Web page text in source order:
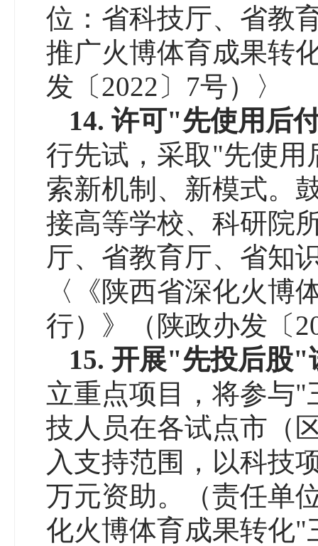
位：省科技厅、省教
推广火博体育成果转
发〔2022〕7号）〉
14. 许可"先使用后
行先试，采取"先使
索新机制、新模式。
接高等学校、科研院
厅、省教育厅、省知
〈《陕西省深化火博
行）》（陕政办发〔
15. 开展"先投后股"
立重点项目，将参与
技人员在各试点市（
入支持范围，以科技
万元资助。（责任单
化火博体育成果转化